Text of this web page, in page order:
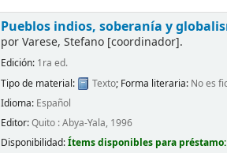
Pueblos indios, soberanía y
porVarese, Stefano [coordinador].
Edición: 1ra ed.
Tipo de material:
Texto; Forma literaria: No es
Idioma: Español
Editor:Quito : Abya-Yala, 1996
Disponibilidad:Ítems disponibles para préstamo: